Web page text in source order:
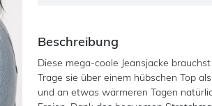
Beschreibung
Diese mega-coole Jeansjacke
Trage sie über einem hübschen Top
und an etwas wärmeren Tagen